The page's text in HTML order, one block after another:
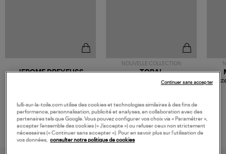
JEROME DREYFUSS
NOUVELLE COLLECTION
TORAL
Mocassins Killian Sport
lulli-sur-la-toile.com utilise des cookies et technologies similaires à des fins de
performance, personnalisation, publicité et analyses, en collaboration avec des
partenaires tels que Google. Vous pouvez configurer vos choix via « Paramétrer »,
accepter l’ensemble des cookies (« J’accepte ») ou refuser ceux non strictement
nécessaires (« Continuer sans accepter »). Pour en savoir plus sur l’utilisation de
vos données, consulter notre politique de cookies
Continuer sans accepter